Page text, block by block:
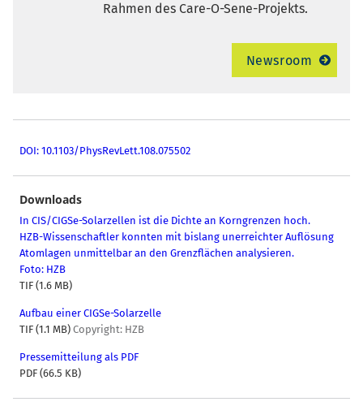
Rahmen des Care-O-Sene-Projekts.
Newsroom
DOI: 10.1103/PhysRevLett.108.075502
Downloads
In CIS/CIGSe-Solarzellen ist die Dichte an Korngrenzen hoch.
HZB-Wissenschaftler konnten mit bislang unerreichter Auflösung
Atomlagen unmittelbar an den Grenzflächen analysieren.
Foto: HZB
TIF (1.6 MB)
Aufbau einer CIGSe-Solarzelle
TIF (1.1 MB) Copyright: HZB
Pressemitteilung als PDF
PDF (66.5 KB)